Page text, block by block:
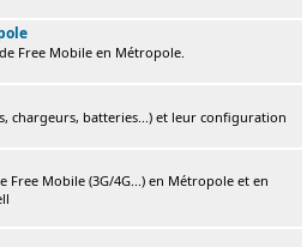
Free Mobile en Métropole.
chargeurs, batteries...) et leur configuration
Free Mobile (3G/4G...) en Métropole et en